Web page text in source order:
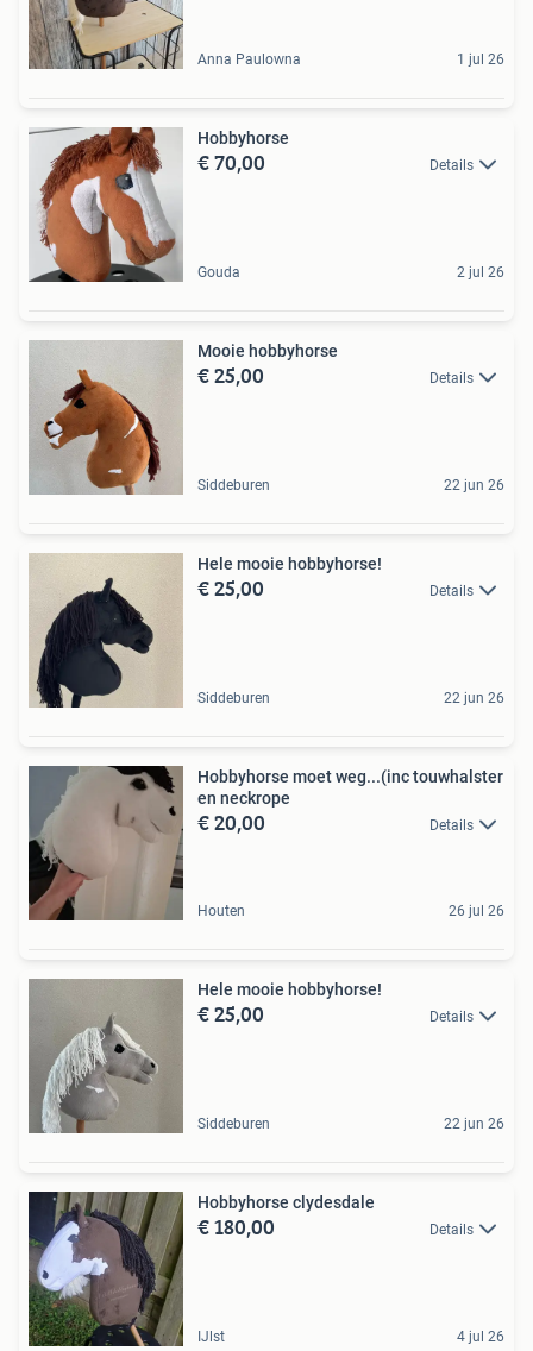
Anna Paulowna 1 jul 26
Hobbyhorse
€ 70,00 Details
Gouda 2 jul 26
Mooie hobbyhorse
€ 25,00 Details
Siddeburen 22 jun 26
Hele mooie hobbyhorse!
€ 25,00 Details
Siddeburen 22 jun 26
Hobbyhorse moet weg...(inc touwhalster
en neckrope
€ 20,00 Details
Houten 26 jul 26
Hele mooie hobbyhorse!
€ 25,00 Details
Siddeburen 22 jun 26
Hobbyhorse clydesdale
€ 180,00 Details
IJlst 4 jul 26